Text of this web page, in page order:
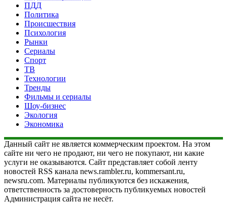
ПДД
Политика
Происшествия
Психология
Рынки
Сериалы
Спорт
ТВ
Технологии
Тренды
Фильмы и сериалы
Шоу-бизнес
Экология
Экономика
Данный сайт не является коммерческим проектом. На этом
сайте ни чего не продают, ни чего не покупают, ни какие
услуги не оказываются. Сайт представляет собой ленту
новостей RSS канала news.rambler.ru, kommersant.ru,
newsru.com. Материалы публикуются без искажения,
ответственность за достоверность публикуемых новостей
Администрация сайта не несёт.